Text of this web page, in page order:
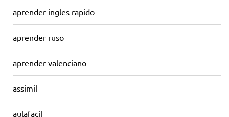
aprender ingles rapido
aprender ruso
aprender valenciano
assimil
aulafacil